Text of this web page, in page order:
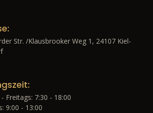
Str. /Klausbrooker Weg 1, 24107 Kiel-
Freitags: 7:30 - 18:00
9:00 - 13:00